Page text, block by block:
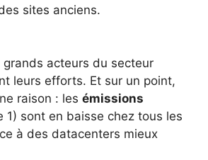
sites anciens.
grands acteurs du secteur
leurs efforts. Et sur un point,
raison : les émissions
1) sont en baisse chez tous les
à des datacenters mieux